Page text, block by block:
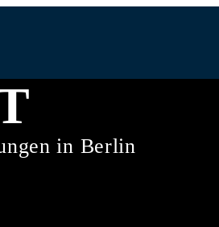
in Berlin